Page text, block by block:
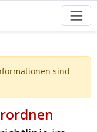
sind